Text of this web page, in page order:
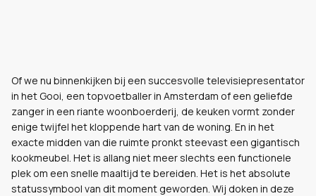
Of we nu binnenkijken bij een succesvolle televisiepresentator
in het Gooi, een topvoetballer in Amsterdam of een geliefde
zanger in een riante woonboerderij, de keuken vormt zonder
enige twijfel het kloppende hart van de woning. En in het
exacte midden van die ruimte pronkt steevast een gigantisch
kookmeubel. Het is allang niet meer slechts een functionele
plek om een snelle maaltijd te bereiden. Het is het absolute
statussymbool van dit moment geworden. Wij doken in deze